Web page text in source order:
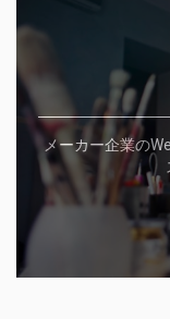
メーカー企業の